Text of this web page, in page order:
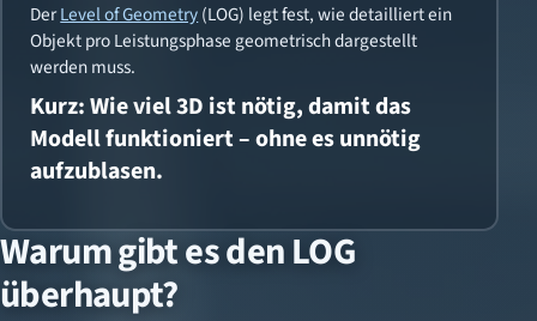
DerLevel of Geometry(LOG) legt fest, wie detailliert ein
Objekt pro Leistungsphase geometrisch dargestellt
werden muss.
Kurz: Wie viel 3D ist nötig, damit das
Modell funktioniert – ohne es unnötig
aufzublasen.
Warum gibt es den LOG
überhaupt?